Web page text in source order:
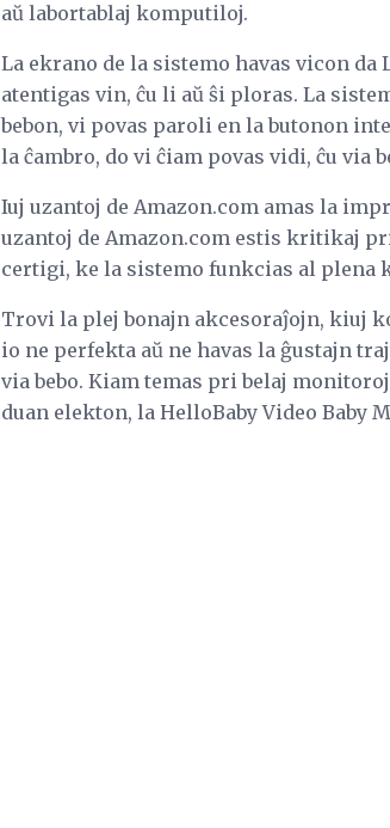
aŭ labortablaj komputiloj.
La ekrano de la sistemo havas vicon da
atentigas vin, ĉu li aŭ ŝi ploras. La
bebon, vi povas paroli en la butonon
la ĉambro, do vi ĉiam povas vidi, ĉu via
Iuj uzantoj de Amazon.com amas la
uzantoj de Amazon.com estis kritikaj
certigi, ke la sistemo funkcias al plena
Trovi la plej bonajn akcesoraĵojn, kiuj
io ne perfekta aŭ ne havas la ĝustajn
via bebo. Kiam temas pri belaj
duan elekton, la HelloBaby Video Baby